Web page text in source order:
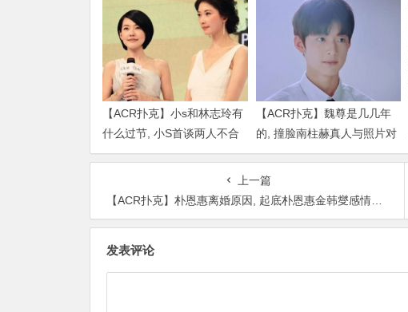
【ACR扑克】小s和林志玲有
什么过节, 小S首谈两人不合
传闻说了什么
【ACR扑克】魏尊是几几年
的, 撞脸南柱赫真人与照片对
比颜值被质疑
上一篇
【ACR扑克】朴恩惠离婚原因, 起底朴恩惠金韩燮感情他们为何离婚
发表评论